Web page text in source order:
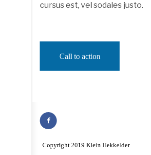
cursus est, vel sodales justo.
Call to action
Copyright 2019 Klein Hekkelder